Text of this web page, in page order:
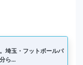
埼玉・フットボールパ
ら…